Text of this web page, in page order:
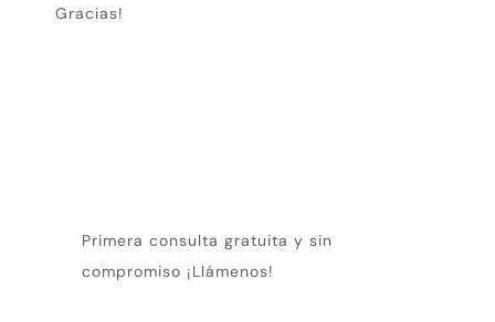
Gracias!
Primera consulta gratuita y sin
compromiso ¡Llámenos!